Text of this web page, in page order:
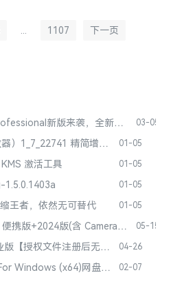
1107 下一页
器升级，深度清理系统冗余，优化启动项，开机速度提升50%不是梦！ 03-05
1_7_22741 精简增强版 01-05
激活工具 01-05
1.5.0.1403a 01-05
王者，依然无可替代 01-05
版(含 CameraRaw+AI 神经网络滤镜) 05-15
授权文件注册后无广告】 04-26
(x64)网盘下载 02-07